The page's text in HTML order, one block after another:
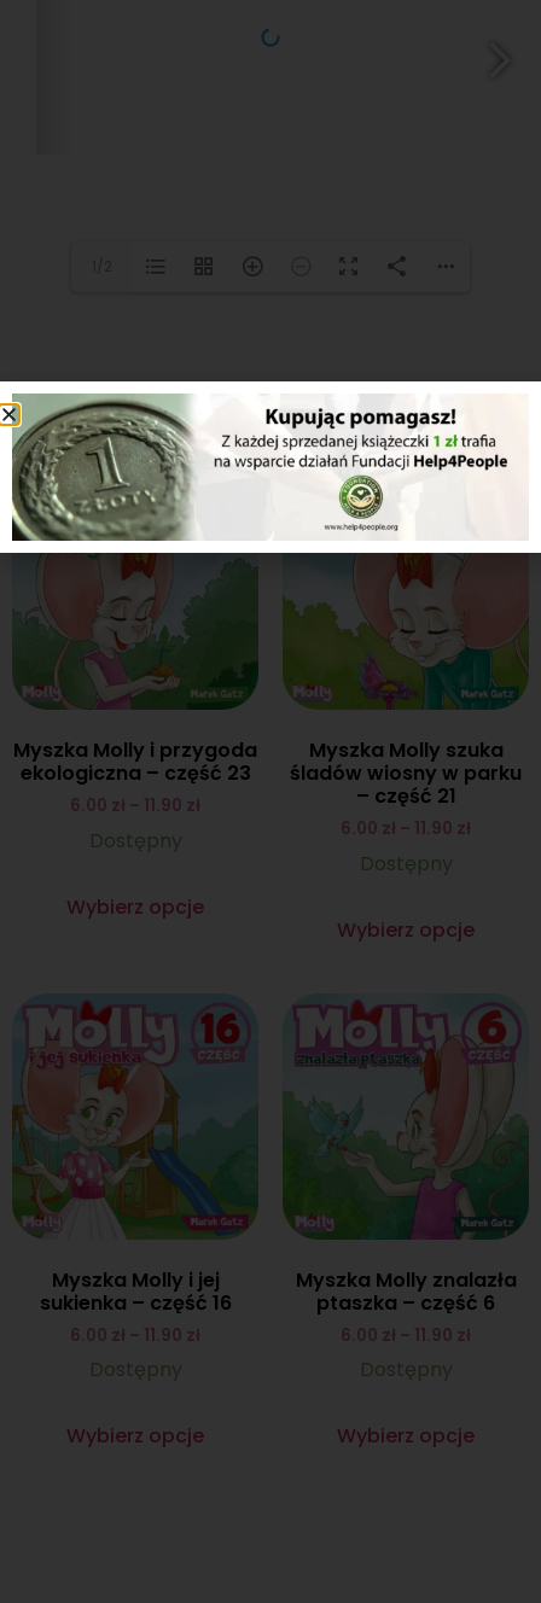
Inne z serii...
Myszka Molly i przygoda
ekologiczna – część 23
6.00 zł – 11.90 zł
Dostępny
Wybierz opcje
Myszka Molly szuka
śladów wiosny w parku
– część 21
6.00 zł – 11.90 zł
Dostępny
Wybierz opcje
Myszka Molly i jej
sukienka – część 16
6.00 zł – 11.90 zł
Dostępny
Wybierz opcje
Myszka Molly znalazła
ptaszka – część 6
6.00 zł – 11.90 zł
Dostępny
Wybierz opcje